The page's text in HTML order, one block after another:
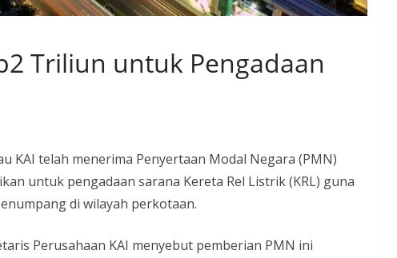
Triliun untuk Pengadaan
KAI telah menerima Penyertaan Modal Negara (PMN)
untuk pengadaan sarana Kereta Rel Listrik (KRL) guna
di wilayah perkotaan.
Perusahaan KAI menyebut pemberian PMN ini